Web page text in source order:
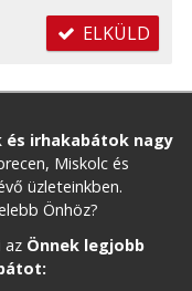
ELKÜLD
és irhakabátok nagy
Miskolc és
üzleteinkben.
Önhöz?
az Önnek legjobb